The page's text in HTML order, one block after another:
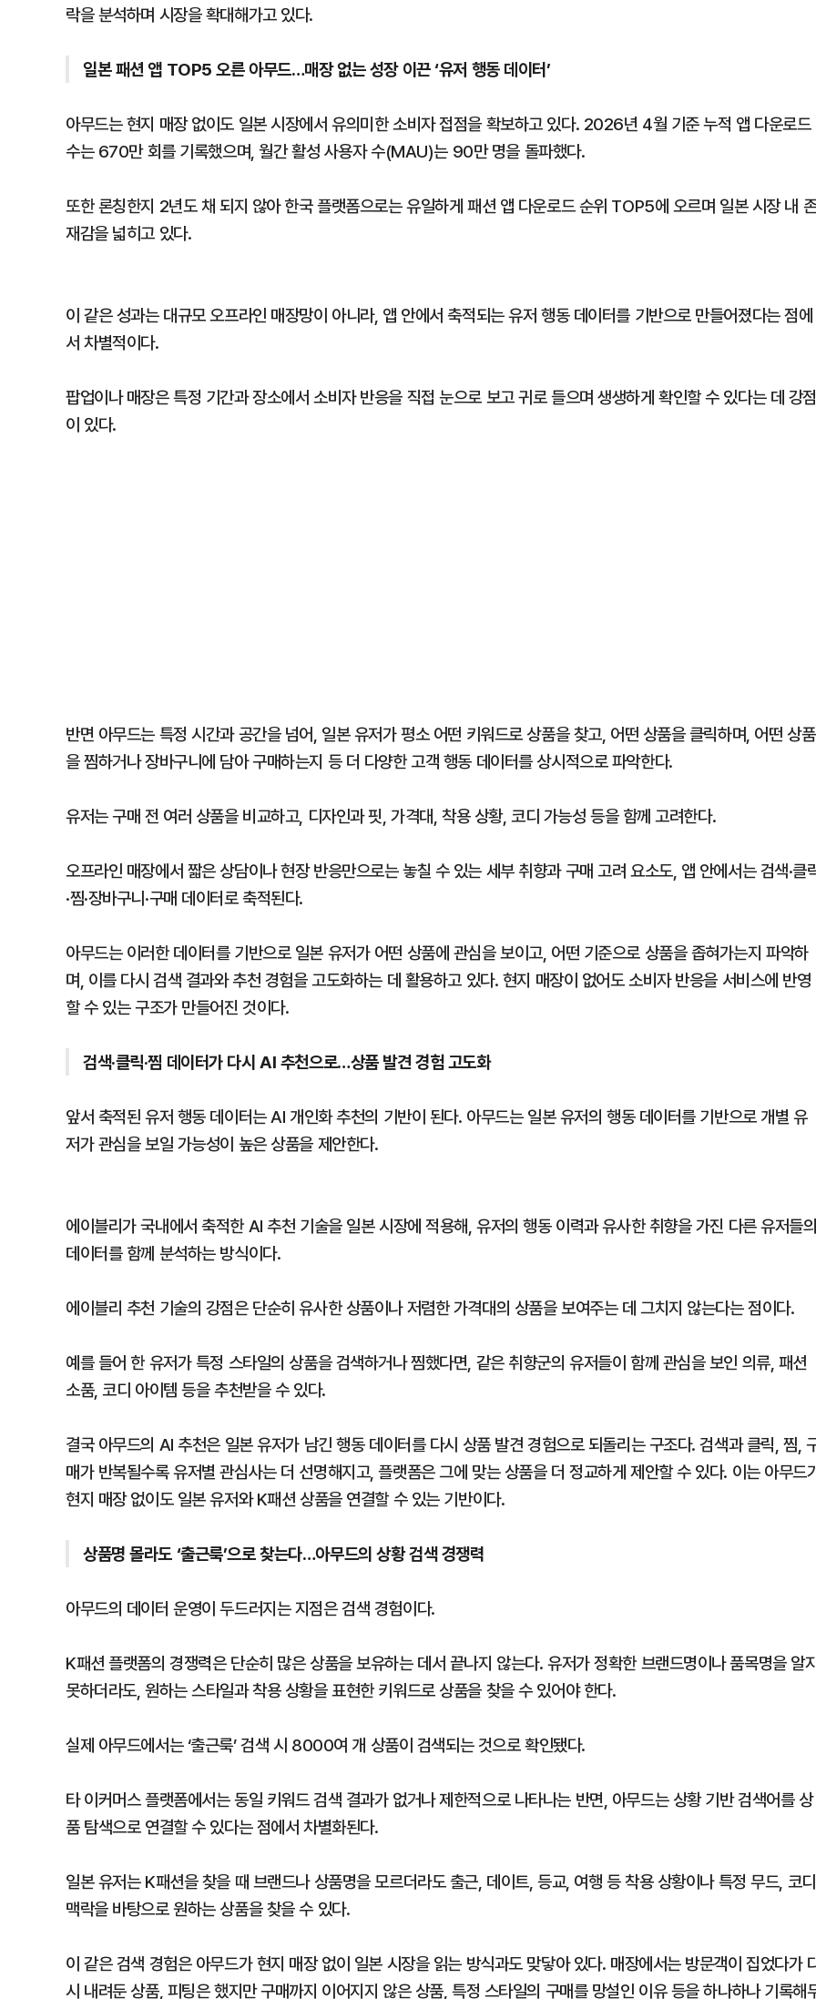
락을 분석하며 시장을 확대해가고 있다.
일본 패션 앱 TOP5 오른 아무드…매장 없는 성장 이끈 ‘유저 행동 데이터’
아무드는 현지 매장 없이도 일본 시장에서 유의미한 소비자 접점을 확보하고 있다. 2026년 4월 기준 누적 앱 다운로드
수는 670만 회를 기록했으며, 월간 활성 사용자 수(MAU)는 90만 명을 돌파했다.
또한 론칭한지 2년도 채 되지 않아 한국 플랫폼으로는 유일하게 패션 앱 다운로드 순위 TOP5에 오르며 일본 시장 내
재감을 넓히고 있다.
이 같은 성과는 대규모 오프라인 매장망이 아니라, 앱 안에서 축적되는 유저 행동 데이터를 기반으로 만들어졌다는 점에
서 차별적이다.
팝업이나 매장은 특정 기간과 장소에서 소비자 반응을 직접 눈으로 보고 귀로 들으며 생생하게 확인할 수 있다는 데 강
이 있다.
반면 아무드는 특정 시간과 공간을 넘어, 일본 유저가 평소 어떤 키워드로 상품을 찾고, 어떤 상품을 클릭하며, 어떤 상품
을 찜하거나 장바구니에 담아 구매하는지 등 더 다양한 고객 행동 데이터를 상시적으로 파악한다.
유저는 구매 전 여러 상품을 비교하고, 디자인과 핏, 가격대, 착용 상황, 코디 가능성 등을 함께 고려한다.
오프라인 매장에서 짧은 상담이나 현장 반응만으로는 놓칠 수 있는 세부 취향과 구매 고려 요소도, 앱 안에서는 검색·클
·찜·장바구니·구매 데이터로 축적된다.
아무드는 이러한 데이터를 기반으로 일본 유저가 어떤 상품에 관심을 보이고, 어떤 기준으로 상품을 좁혀가는지 파악하
며, 이를 다시 검색 결과와 추천 경험을 고도화하는 데 활용하고 있다. 현지 매장이 없어도 소비자 반응을 서비스에 반영
할 수 있는 구조가 만들어진 것이다.
검색·클릭·찜 데이터가 다시 AI 추천으로…상품 발견 경험 고도화
앞서 축적된 유저 행동 데이터는 AI 개인화 추천의 기반이 된다. 아무드는 일본 유저의 행동 데이터를 기반으로 개별 유
저가 관심을 보일 가능성이 높은 상품을 제안한다.
에이블리가 국내에서 축적한 AI 추천 기술을 일본 시장에 적용해, 유저의 행동 이력과 유사한 취향을 가진 다른 유저들
데이터를 함께 분석하는 방식이다.
에이블리 추천 기술의 강점은 단순히 유사한 상품이나 저렴한 가격대의 상품을 보여주는 데 그치지 않는다는 점이다.
예를 들어 한 유저가 특정 스타일의 상품을 검색하거나 찜했다면, 같은 취향군의 유저들이 함께 관심을 보인 의류, 패션
소품, 코디 아이템 등을 추천받을 수 있다.
결국 아무드의 AI 추천은 일본 유저가 남긴 행동 데이터를 다시 상품 발견 경험으로 되돌리는 구조다. 검색과 클릭, 찜,
매가 반복될수록 유저별 관심사는 더 선명해지고, 플랫폼은 그에 맞는 상품을 더 정교하게 제안할 수 있다. 이는 아무드
현지 매장 없이도 일본 유저와 K패션 상품을 연결할 수 있는 기반이다.
상품명 몰라도 ‘출근룩’으로 찾는다…아무드의 상황 검색 경쟁력
아무드의 데이터 운영이 두드러지는 지점은 검색 경험이다.
K패션 플랫폼의 경쟁력은 단순히 많은 상품을 보유하는 데서 끝나지 않는다. 유저가 정확한 브랜드명이나 품목명을 알
못하더라도, 원하는 스타일과 착용 상황을 표현한 키워드로 상품을 찾을 수 있어야 한다.
실제 아무드에서는 ‘출근룩’ 검색 시 8000여 개 상품이 검색되는 것으로 확인됐다.
타 이커머스 플랫폼에서는 동일 키워드 검색 결과가 없거나 제한적으로 나타나는 반면, 아무드는 상황 기반 검색어를 상
품 탐색으로 연결할 수 있다는 점에서 차별화된다.
일본 유저는 K패션을 찾을 때 브랜드나 상품명을 모르더라도 출근, 데이트, 등교, 여행 등 착용 상황이나 특정 무드, 코디
맥락을 바탕으로 원하는 상품을 찾을 수 있다.
이 같은 검색 경험은 아무드가 현지 매장 없이 일본 시장을 읽는 방식과도 맞닿아 있다. 매장에서는 방문객이 집었다가
시 내려둔 상품, 피팅은 했지만 구매까지 이어지지 않은 상품, 특정 스타일의 구매를 망설인 이유 등을 하나하나 기록해